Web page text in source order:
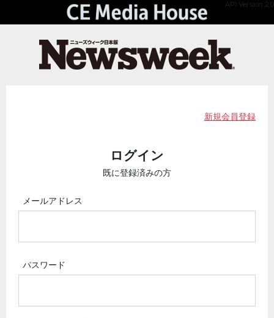
API Version 2.0
新規会員登録
ログイン
既に登録済みの方
メールアドレス
パスワード